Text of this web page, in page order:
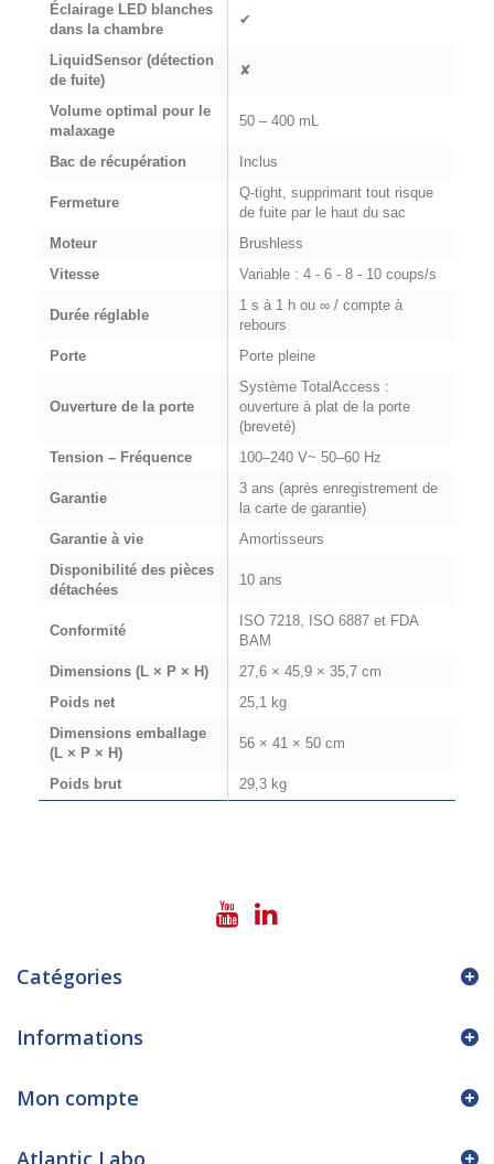
Éclairage LED blanches
dans la chambre
✔
LiquidSensor (détection
de fuite)
✘
Volume optimal pour le
malaxage
50 – 400 mL
Bac de récupération Inclus
Fermeture
Q-tight, supprimant tout risque
de fuite par le haut du sac
Moteur
Brushless
Vitesse
Variable : 4 - 6 - 8 - 10 coups/s
Durée réglable
1 s à 1 h ou ∞ / compte à
rebours
Porte
Porte pleine
Ouverture de la porte
Système TotalAccess :
ouverture à plat de la porte
(breveté)
Tension – Fréquence
100–240 V~ 50–60 Hz
Garantie
3 ans (après enregistrement de
la carte de garantie)
Garantie à vie
Amortisseurs
Disponibilité des pièces
détachées
10 ans
Conformité
ISO 7218, ISO 6887 et FDA
BAM
Dimensions (L × P × H)
27,6 × 45,9 × 35,7 cm
Poids net
25,1 kg
Dimensions emballage
(L × P × H)
56 × 41 × 50 cm
Poids brut 29,3 kg
Catégories
Informations
Mon compte
Atlantic Labo